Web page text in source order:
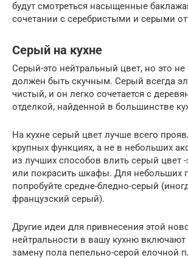
будут смотреться насыщенные
сочетании с серебристыми и серыми
Серый на кухне
Серый-это нейтральный цвет, но это не
должен быть скучным. Серый всегда
чистый, и он легко сочетается с
отделкой, найденной в большинстве
На кухне серый цвет лучше всего
крупных функциях, а не в небольших
из лучших способов влить серый цвет
или покрасить шкафы. Для небольших
попробуйте средне-бледно-серый
французский серый).
Другие идеи для привнесения этой
нейтральности в вашу кухню включают
замену пола пепельно-серой елочной